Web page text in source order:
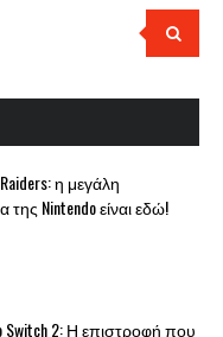
η μεγάλη
της Nintendo είναι εδώ!
Switch 2: Η επιστροφή που